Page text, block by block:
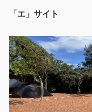
「エ」サイト